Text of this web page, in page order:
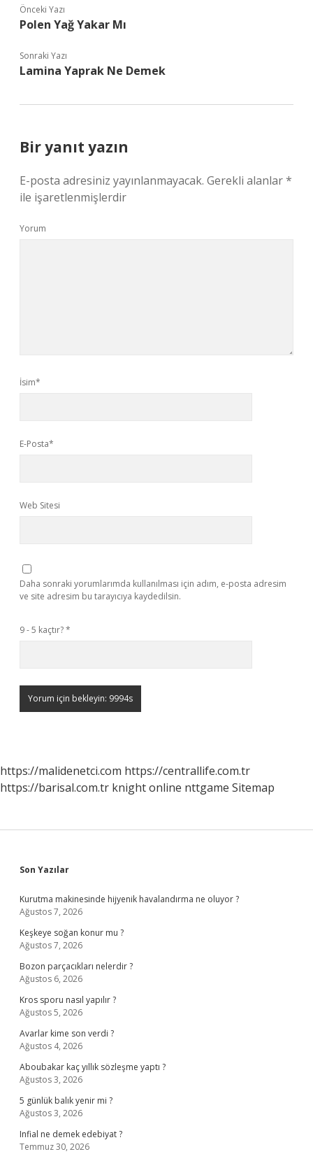
Önceki Yazı
Polen Yağ Yakar Mı
Sonraki Yazı
Lamina Yaprak Ne Demek
Bir yanıt yazın
E-posta adresiniz yayınlanmayacak. Gerekli alanlar*
ile işaretlenmişlerdir
Yorum
İsim*
E-Posta*
Web Sitesi
Daha sonraki yorumlarımda kullanılması için adım, e-posta adresim
ve site adresim bu tarayıcıya kaydedilsin.
9 - 5 kaçtır?*
https://malidenetci.com https://centrallife.com.tr
https://barisal.com.tr knight online nttgame Sitemap
Sidebar
Son Yazılar
Kurutma makinesinde hijyenik havalandırma ne oluyor ?
Ağustos 7, 2026
Keşkeye soğan konur mu ?
Ağustos 7, 2026
Bozon parçacıkları nelerdir ?
Ağustos 6, 2026
Kros sporu nasıl yapılır ?
Ağustos 5, 2026
Avarlar kime son verdi ?
Ağustos 4, 2026
Aboubakar kaç yıllık sözleşme yaptı ?
Ağustos 3, 2026
5 günlük balık yenir mi ?
Ağustos 3, 2026
Infial ne demek edebiyat ?
Temmuz 30, 2026